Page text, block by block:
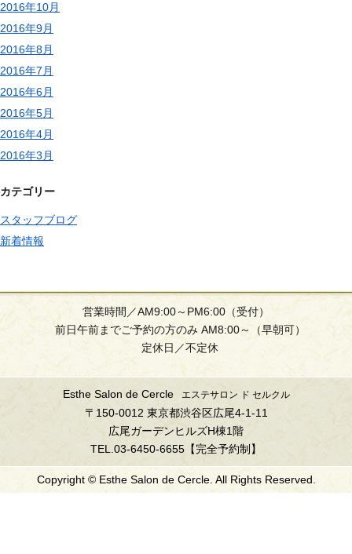
2016年10月
2016年9月
2016年8月
2016年7月
2016年6月
2016年5月
2016年4月
2016年3月
カテゴリー
スタッフブログ
新着情報
営業時間／AM9:00～PM6:00（受付）
前日午前までご予約の方のみ AM8:00～（早朝可）
定休日／不定休
Esthe Salon de Cercle エステサロン ド セルクル
〒150-0012 東京都渋谷区広尾4-1-11
広尾ガーデンヒルズH棟1階
TEL.03-6450-6655【完全予約制】
Copyright © Esthe Salon de Cercle. All Rights Reserved.